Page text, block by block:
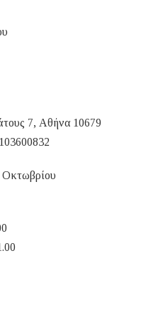
7, Αθήνα 10679
Οκτωβρίου